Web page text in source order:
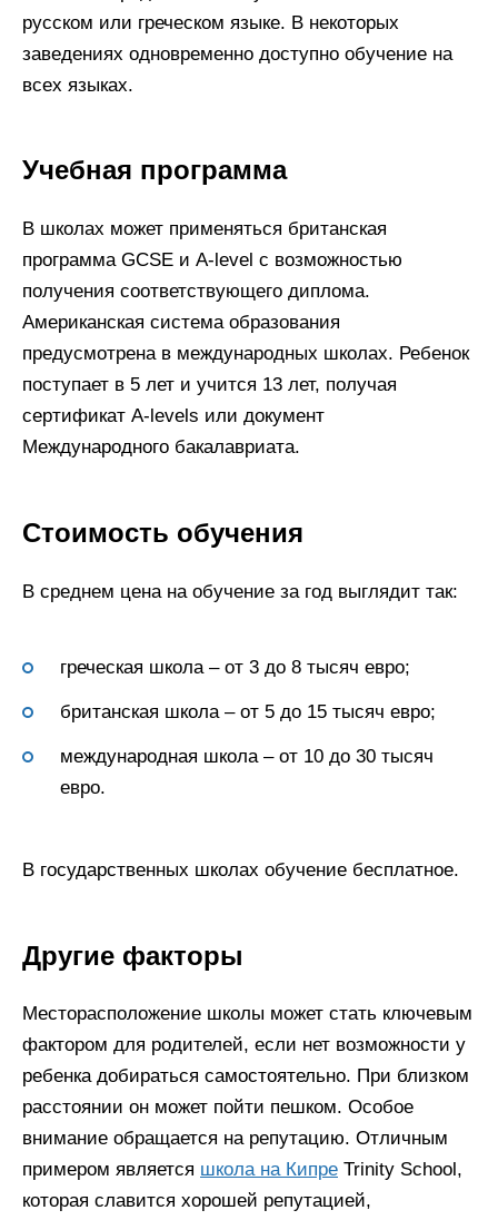
русском или греческом языке. В некоторых
заведениях одновременно доступно обучение на
всех языках.
Учебная программа
В школах может применяться британская
программа GCSE и A-level с возможностью
получения соответствующего диплома.
Американская система образования
предусмотрена в международных школах. Ребенок
поступает в 5 лет и учится 13 лет, получая
сертификат A-levels или документ
Международного бакалавриата.
Стоимость обучения
В среднем цена на обучение за год выглядит так:
греческая школа – от 3 до 8 тысяч евро;
британская школа – от 5 до 15 тысяч евро;
международная школа – от 10 до 30 тысяч
евро.
В государственных школах обучение бесплатное.
Другие факторы
Месторасположение школы может стать ключевым
фактором для родителей, если нет возможности у
ребенка добираться самостоятельно. При близком
расстоянии он может пойти пешком. Особое
внимание обращается на репутацию. Отличным
примером является школа на Кипре Trinity School,
которая славится хорошей репутацией,